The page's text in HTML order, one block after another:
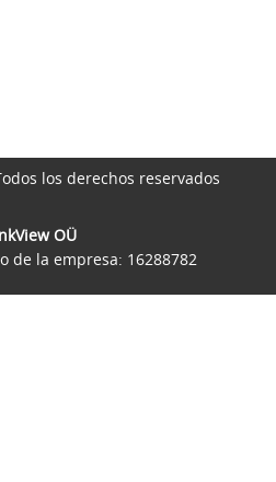
los derechos reservados
OÜ
de la empresa: 16288782